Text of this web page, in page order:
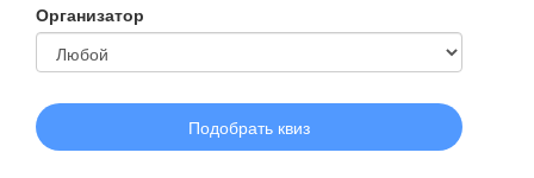
Организатор
Подобрать квиз